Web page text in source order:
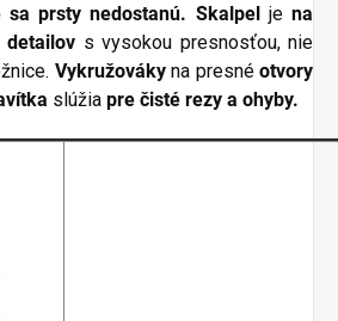
prsty nedostanú. Skalpel je na
detailov s vysokou presnosťou, nie
Vykružovákyna presnéotvory
slúžia pre čisté rezy a ohyby.